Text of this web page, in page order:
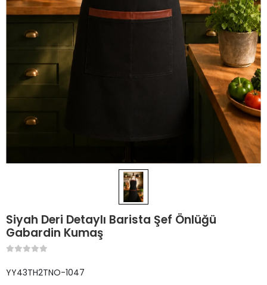
Siyah Deri Detaylı Barista Şef Önlüğü
Gabardin Kumaş
YY43TH2TNO-1047